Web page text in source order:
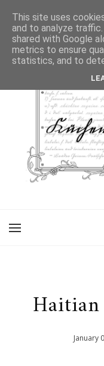
January
This site uses
and to analyze
shared with Google
metrics to ensure
statistics, and to